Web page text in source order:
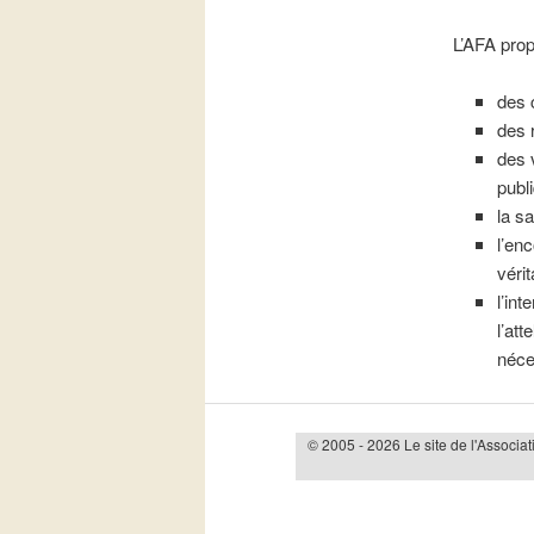
L’AFA
des
des
des
la
© 2005 - 2026 Le site de